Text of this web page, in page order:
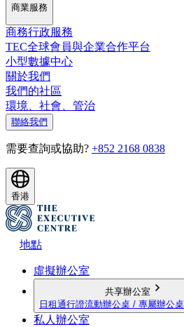
商業服務
商務行政服務
TEC全球會員與企業合作平台
小型數據中心
關於我們
我們的社區
環境、社會、管治
聯絡我們
需要查詢或協助? +852 2168 0838
香港
地點
虛擬辦公室
共享辦公室
日租通行證流動辦公桌 / 專屬辦公桌
私人辦公室